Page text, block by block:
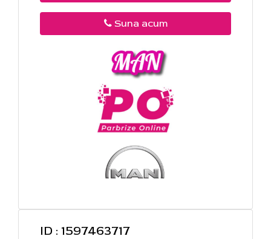
Suna acum
ID : 1597463717